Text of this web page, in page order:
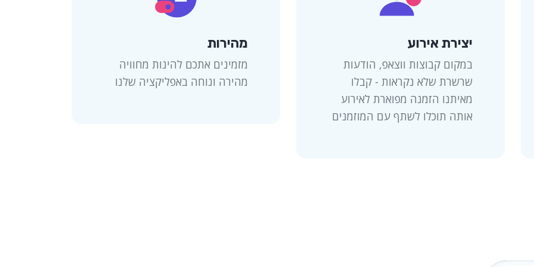
יצירת אירוע
במקום קבוצות ווצאפ, הודעות
שרשרת שלא נקראות - קבלו
מאיתנו הזמנה מפוארת לאירוע
אותה תוכלו לשתף עם המוזמנים
מהירות
מזמינים אתכם להינות מחוויה
מהירה ונוחה באפליקציה שלנו